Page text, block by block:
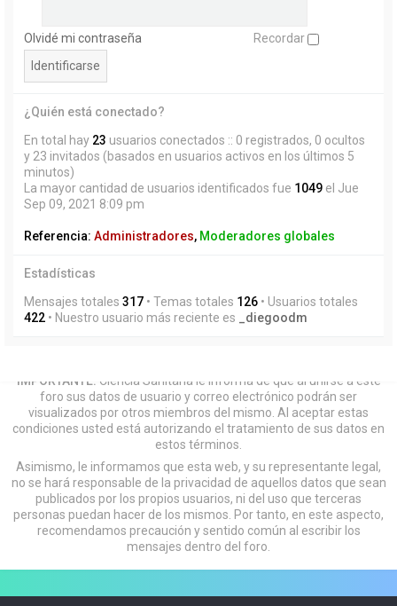
Olvidé mi contraseña Recordar
¿Quién está conectado?
En total hay 23 usuarios conectados :: 0 registrados, 0 ocultos
y 23 invitados (basados en usuarios activos en los últimos 5
minutos)
La mayor cantidad de usuarios identificados fue 1049 el Jue
Sep 09, 2021 8:09 pm
Referencia: Administradores, Moderadores globales
Estadísticas
Mensajes totales 317 • Temas totales 126 • Usuarios totales
422 • Nuestro usuario más reciente es _diegoodm
IMPORTANTE: Ciencia Sanitaria le informa de que al unirse a este
foro sus datos de usuario y correo electrónico podrán ser
visualizados por otros miembros del mismo. Al aceptar estas
condiciones usted está autorizando el tratamiento de sus datos en
estos términos.
Asimismo, le informamos que esta web, y su representante legal,
no se hará responsable de la privacidad de aquellos datos que sean
publicados por los propios usuarios, ni del uso que terceras
personas puedan hacer de los mismos. Por tanto, en este aspecto,
recomendamos precaución y sentido común al escribir los
mensajes dentro del foro.